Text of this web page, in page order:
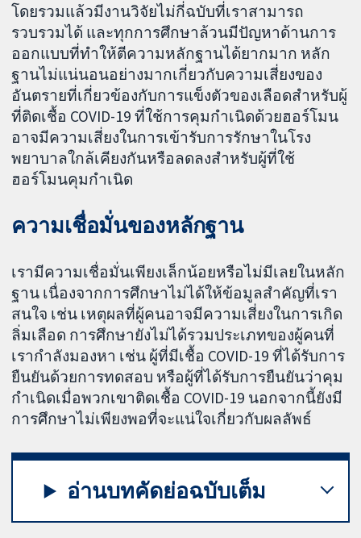
โดยรวมแล้วมีงานวิจัยไม่กี่ฉบับที่เราสามารถ
รวบรวมได้ และทุกการศึกษาล้วนมีปัญหาด้านการ
ออกแบบที่ทำให้ตีความหลักฐานได้ยากมาก หลัก
ฐานไม่แน่นอนอย่างมากเกี่ยวกับความเสี่ยงของ
อันตรายที่เกี่ยวข้องกับการแข็งตัวของเลือดสำหรับผู้
ที่ติดเชื้อ COVID-19 ที่ใช้การคุมกำเนิดด้วยฮอร์โมน
อาจมีความเสี่ยงในการเข้ารับการรักษาในโรง
พยาบาลใกล้เคียงกันหรือลดลงสำหรับผู้ที่ใช้
ฮอร์โมนคุมกำเนิด
ความเชื่อมั่นของหลักฐาน
เรามีความเชื่อมั่นเพียงเล็กน้อยหรือไม่มีเลยในหลัก
ฐาน เนื่องจากการศึกษาไม่ได้ให้ข้อมูลสำคัญที่เรา
สนใจ เช่น เหตุผลที่ผู้คนอาจมีความเสี่ยงในการเกิด
ลิ่มเลือด การศึกษายังไม่ได้รวมประเภทของผู้คนที่
เรากำลังมองหา เช่น ผู้ที่มีเชื้อ COVID-19 ที่ได้รับการ
ยืนยันด้วยการทดสอบ หรือผู้ที่ได้รับการยืนยันว่าคุม
กำเนิดเมื่อพวกเขาติดเชื้อ COVID-19 นอกจากนี้ยังมี
การศึกษาไม่เพียงพอที่จะแน่ใจเกี่ยวกับผลลัพธ์
อ่านบทคัดย่อฉบับเต็ม